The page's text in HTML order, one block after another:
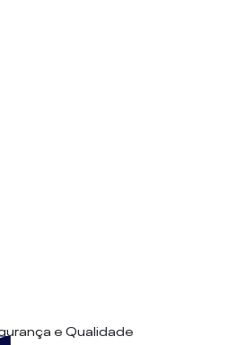
e Qualidade